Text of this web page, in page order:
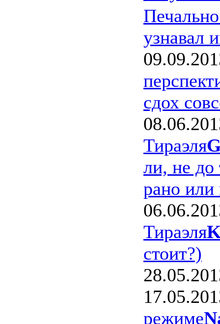
узнавал
сдох
Тираэля
ли, не до
рано или
Тираэля
стоит?)
режиме